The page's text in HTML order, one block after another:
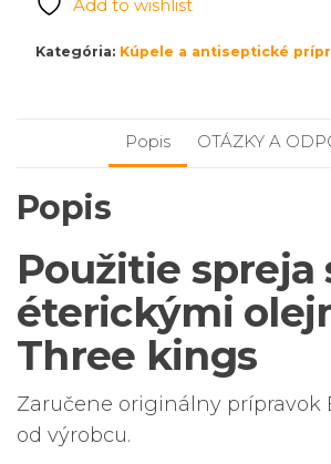
Add to wishlist
Kategória: Kúpele a antiseptické
Popis OTÁZKY A
Popis
Použitie spreja
éterickými
Three kings
Zaručene originálny prípravok
od výrobcu.